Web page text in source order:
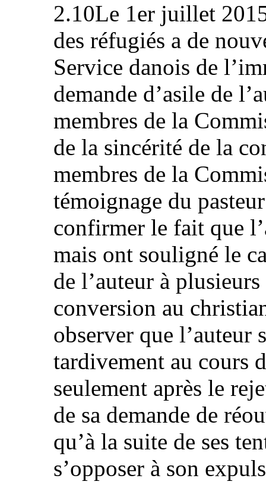
2.10Le 1er juillet
des réfugiés a de
Service danois de
demande d’asile de
membres de la
de la sincérité de la
membres de la
témoignage du
confirmer le fait que
mais ont souligné le
de l’auteur à
conversion au
observer que l’auteur
tardivement au cours
seulement après le
de sa demande de
qu’à la suite de ses
s’opposer à son